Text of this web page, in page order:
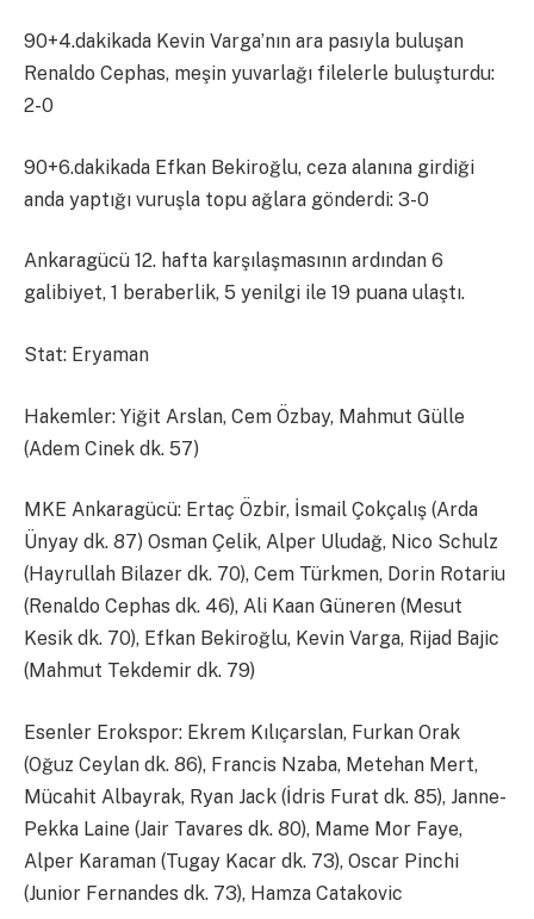
90+4.dakikada Kevin Varga’nın ara pasıyla buluşan
Renaldo Cephas, meşin yuvarlağı filelerle buluşturdu:
2-0
90+6.dakikada Efkan Bekiroğlu, ceza alanına girdiği
anda yaptığı vuruşla topu ağlara gönderdi: 3-0
Ankaragücü 12. hafta karşılaşmasının ardından 6
galibiyet, 1 beraberlik, 5 yenilgi ile 19 puana ulaştı.
Stat: Eryaman
Hakemler: Yiğit Arslan, Cem Özbay, Mahmut Gülle
(Adem Cinek dk. 57)
MKE Ankaragücü: Ertaç Özbir, İsmail Çokçalış (Arda
Ünyay dk. 87) Osman Çelik, Alper Uludağ, Nico Schulz
(Hayrullah Bilazer dk. 70), Cem Türkmen, Dorin Rotariu
(Renaldo Cephas dk. 46), Ali Kaan Güneren (Mesut
Kesik dk. 70), Efkan Bekiroğlu, Kevin Varga, Rijad Bajic
(Mahmut Tekdemir dk. 79)
Esenler Erokspor: Ekrem Kılıçarslan, Furkan Orak
(Oğuz Ceylan dk. 86), Francis Nzaba, Metehan Mert,
Mücahit Albayrak, Ryan Jack (İdris Furat dk. 85), Janne-
Pekka Laine (Jair Tavares dk. 80), Mame Mor Faye,
Alper Karaman (Tugay Kacar dk. 73), Oscar Pinchi
(Junior Fernandes dk. 73), Hamza Catakovic